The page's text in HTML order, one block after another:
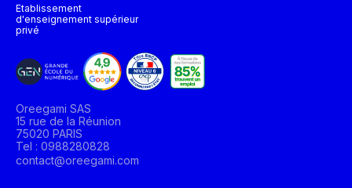
Etablissement
d'enseignement supérieur
privé
Oreegami SAS
15 rue de la Réunion
75020 PARIS
Tel : 0988280828
contact@oreegami.com